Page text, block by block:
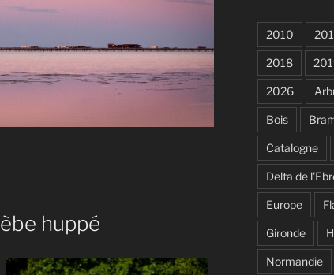
huppé
2010
2018
2026
Bois
Catalogne
Delta de
Europe
Gironde
Normandie